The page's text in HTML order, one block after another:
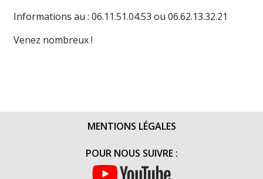
Informations au : 06.11.51.04.53 ou 06.62.13.32.21
Venez nombreux !
MENTIONS LÉGALES
POUR NOUS SUIVRE :